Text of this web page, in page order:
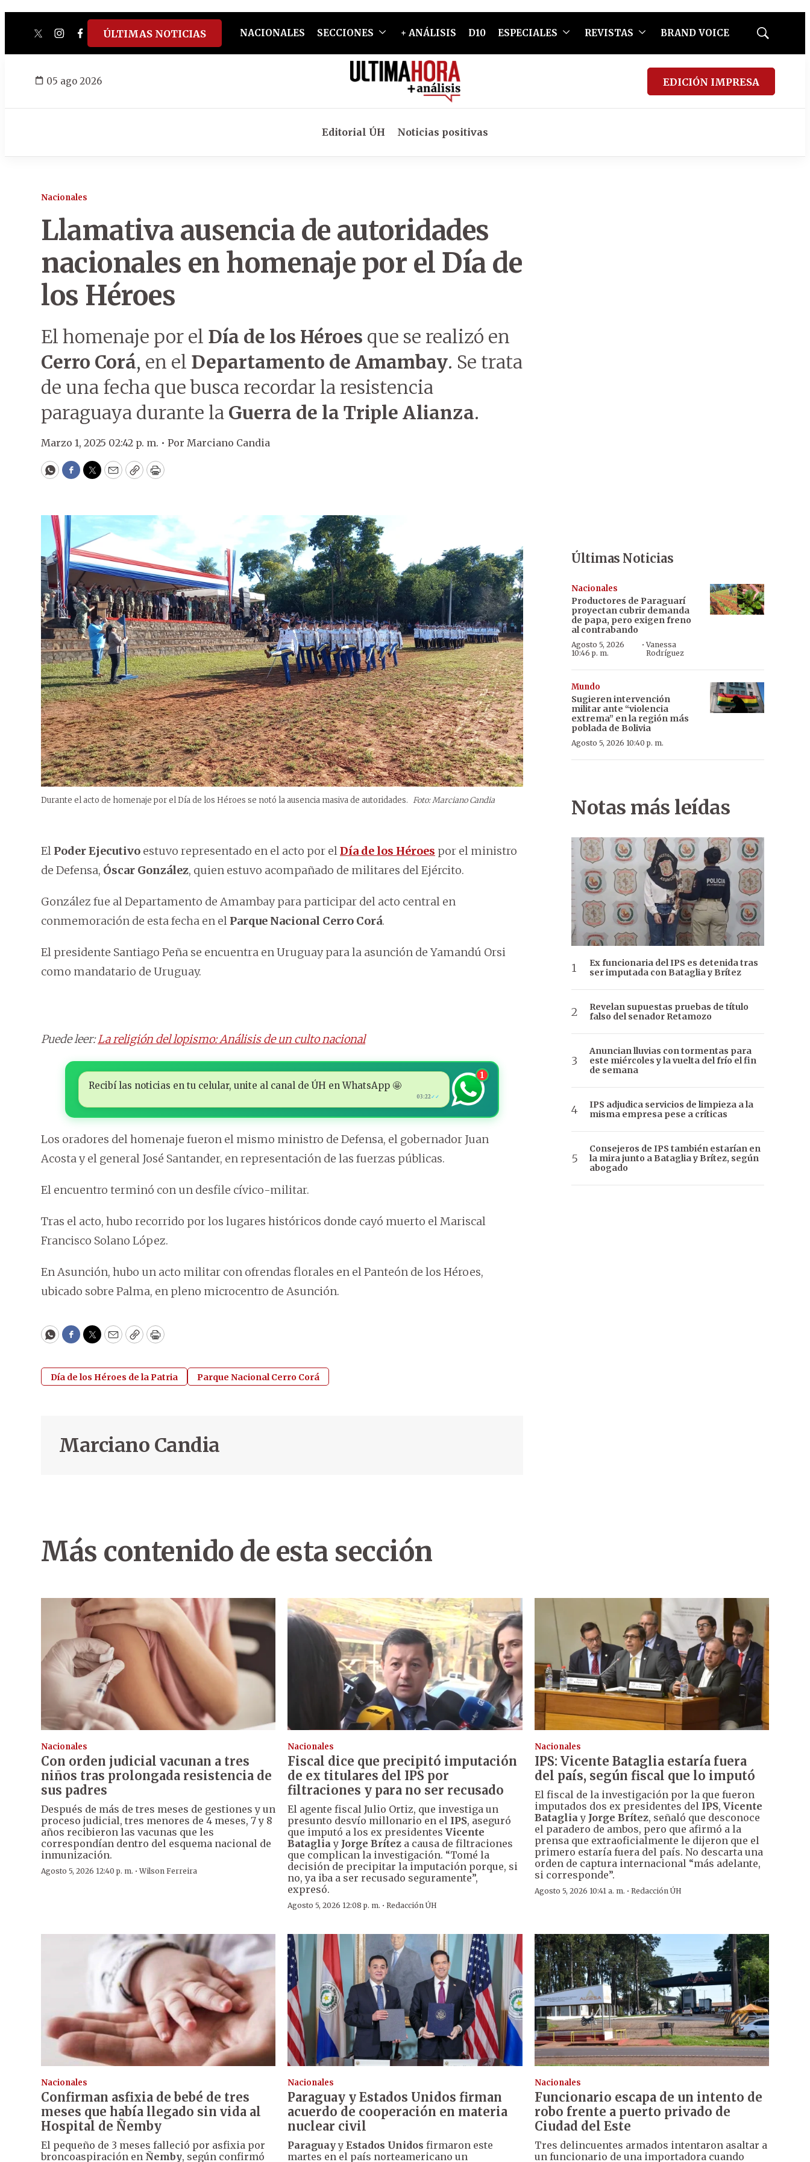
twitterinstagram
facebook
tiktokyoutube
spotify
ÚLTIMAS NOTICIAS NACIONALES SECCIONES + ANÁLISIS D10 ESPECIALES REVISTAS BRAND VOICE
Mostrar
05 ago 2026 EDICIÓN IMPRESA
Editorial ÚH Noticias positivas
Nacionales
Llamativa ausencia de autoridades
nacionales en homenaje por el Día de
los Héroes
El homenaje por el Día de los Héroes que se realizó en
Cerro Corá, en el Departamento de Amambay. Se trata
de una fecha que busca recordar la resistencia
paraguaya durante la Guerra de la Triple Alianza.
Marzo 1, 2025 02:42 p. m. • Por Marciano Candia
WhatsApp
Facebook
Twitter
EmailCopyPrint
Durante el acto de homenaje por el Día de los Héroes se notó la ausencia masiva de autoridades. Foto: Marciano Candia
El Poder Ejecutivo estuvo representado en el acto por elDía de los Héroes por el ministro
de Defensa, Óscar González, quien estuvo acompañado de militares del Ejército.
González fue al Departamento de Amambay para participar del acto central en
conmemoración de esta fecha en el Parque Nacional Cerro Corá.
El presidente Santiago Peña se encuentra en Uruguay para la asunción de Yamandú Orsi
como mandatario de Uruguay.
Puede leer:La religión del lopismo: Análisis de un culto nacional
Recibí las noticias en tu celular, unite al canal de ÚH en WhatsApp 🤩
03:22✓✓
1
Los oradores del homenaje fueron el mismo ministro de Defensa, el gobernador Juan
Acosta y el general José Santander, en representación de las fuerzas públicas.
El encuentro terminó con un desfile cívico-militar.
Tras el acto, hubo recorrido por los lugares históricos donde cayó muerto el Mariscal
Francisco Solano López.
En Asunción, hubo un acto militar con ofrendas florales en el Panteón de los Héroes,
ubicado sobre Palma, en pleno microcentro de Asunción.
WhatsApp
Facebook
Twitter
EmailCopyPrint
Día de los Héroes de la Patria Parque Nacional Cerro Corá
Marciano Candia
Últimas Noticias
Nacionales
Productores de Paraguarí
proyectan cubrir demanda
de papa, pero exigen freno
al contrabando
Agosto 5, 2026
10:46 p. m.
·Vanessa
Rodríguez
Mundo
Sugieren intervención
militar ante “violencia
extrema” en la región más
poblada de Bolivia
Agosto 5, 2026 10:40 p. m.
Notas más leídas
Ex funcionaria del IPS es detenida tras
ser imputada con Bataglia y Brítez
Revelan supuestas pruebas de título
falso del senador Retamozo
Anuncian lluvias con tormentas para
este miércoles y la vuelta del frío el fin
de semana
IPS adjudica servicios de limpieza a la
misma empresa pese a críticas
Consejeros de IPS también estarían en
la mira junto a Bataglia y Brítez, según
abogado
Más contenido de esta sección
Nacionales
Con orden judicial vacunan a tres
niños tras prolongada resistencia de
sus padres
Después de más de tres meses de gestiones y un
proceso judicial, tres menores de 4 meses, 7 y 8
años recibieron las vacunas que les
correspondían dentro del esquema nacional de
inmunización.
Agosto 5, 2026 12:40 p. m. ·Wilson Ferreira
Nacionales
Fiscal dice que precipitó imputación
de ex titulares del IPS por
filtraciones y para no ser recusado
El agente fiscal Julio Ortiz, que investiga un
presunto desvío millonario en el IPS, aseguró
que imputó a los ex presidentesVicente
Batagliay Jorge Brítez a causa de filtraciones
que complican la investigación. “Tomé la
decisión de precipitar la imputación porque, si
no, ya iba a ser recusado seguramente”,
expresó.
Agosto 5, 2026 12:08 p. m. ·Redacción ÚH
Nacionales
IPS: Vicente Bataglia estaría fuera
del país, según fiscal que lo imputó
El fiscal de la investigación por la que fueron
imputados dos ex presidentes del IPS, Vicente
Batagliay Jorge Brítez, señaló que desconoce
el paradero de ambos, pero que afirmó a la
prensa que extraoficialmente le dijeron que el
primero estaría fuera del país. No descarta una
orden de captura internacional “más adelante,
si corresponde”.
Agosto 5, 2026 10:41 a. m. · Redacción ÚH
Nacionales
Confirman asfixia de bebé de tres
meses que había llegado sin vida al
Hospital de Ñemby
El pequeño de 3 meses falleció por asfixia por
broncoaspiración en Ñemby, según confirmó
Nacionales
Paraguay y Estados Unidos firman
acuerdo de cooperación en materia
nuclear civil
ParaguayyEstados Unidos firmaron este
martes en el país norteamericano un
Nacionales
Funcionario escapa de un intento de
robo frente a puerto privado de
Ciudad del Este
Tres delincuentes armados intentaron asaltar a
un funcionario de una importadora cuando